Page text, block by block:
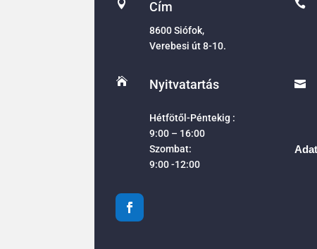
 Cím
8600 Siófok,
Verebesi út 8-10.
 Nyitvatartás
Hétfötől-Péntekig :
9:00 – 16:00
Szombat:
9:00 -12:00

